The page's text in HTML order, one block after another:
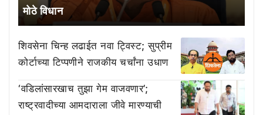
मोठे विधान
शिवसेना चिन्ह लढाईत नवा ट्विस्ट; सुप्रीम
कोर्टाच्या टिप्पणीने राजकीय चर्चांना उधाण
‘वडिलांसारखाच तुझा गेम वाजवणार’;
राष्ट्रवादीच्या आमदाराला जीवे मारण्याची